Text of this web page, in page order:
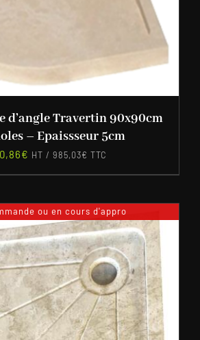
d’angle Travertin 90x90cm
– Epaissseur 5cm
€ HT / 985,03€ TTC
ou en cours d'appro